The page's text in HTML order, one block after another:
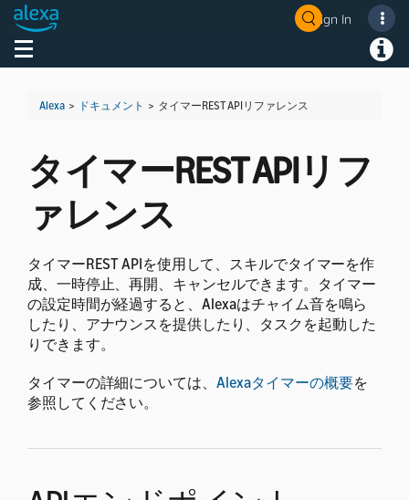
Sign In
Toggle navigation
Alexa > ドキュメント > タイマーREST APIリファレンス
タイマーREST APIリフ
ァレンス
タイマーREST APIを使用して、スキルでタイマーを作
成、一時停止、再開、キャンセルできます。タイマー
の設定時間が経過すると、Alexaはチャイム音を鳴ら
したり、アナウンスを提供したり、タスクを起動した
りできます。
タイマーの詳細については、 Alexaタイマーの概要を
参照してください。
Welcome! Ask the DevAssistant